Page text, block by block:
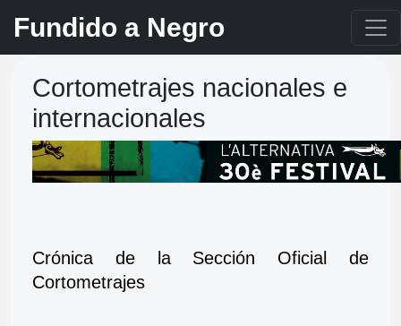
Fundido a Negro
Cortometrajes nacionales e
internacionales
Crónica de la Sección Oficial de
Cortometrajes